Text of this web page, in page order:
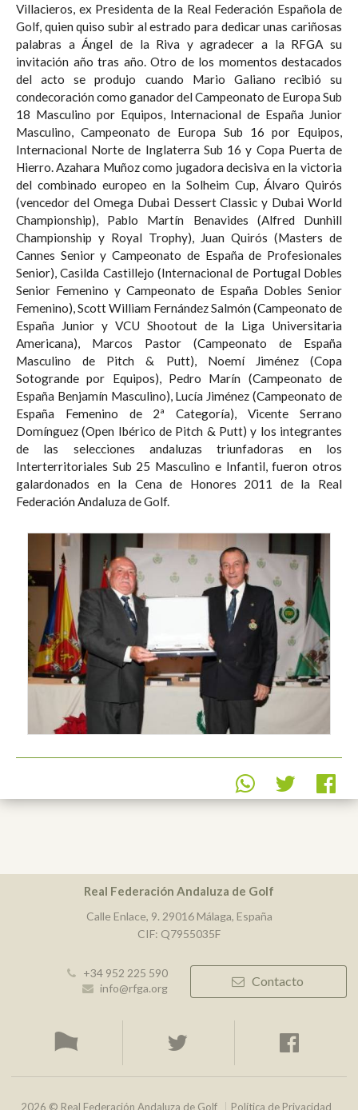
Villacieros, ex Presidenta de la Real Federación Española de
Golf, quien quiso subir al estrado para dedicar unas cariñosas
palabras a Ángel de la Riva y agradecer a la RFGA su
invitación año tras año. Otro de los momentos destacados
del acto se produjo cuando Mario Galiano recibió su
condecoración como ganador del Campeonato de Europa Sub
18 Masculino por Equipos, Internacional de España Junior
Masculino, Campeonato de Europa Sub 16 por Equipos,
Internacional Norte de Inglaterra Sub 16 y Copa Puerta de
Hierro. Azahara Muñoz como jugadora decisiva en la victoria
del combinado europeo en la Solheim Cup, Álvaro Quirós
(vencedor del Omega Dubai Dessert Classic y Dubai World
Championship), Pablo Martín Benavides (Alfred Dunhill
Championship y Royal Trophy), Juan Quirós (Masters de
Cannes Senior y Campeonato de España de Profesionales
Senior), Casilda Castillejo (Internacional de Portugal Dobles
Senior Femenino y Campeonato de España Dobles Senior
Femenino), Scott William Fernández Salmón (Campeonato de
España Junior y VCU Shootout de la Liga Universitaria
Americana), Marcos Pastor (Campeonato de España
Masculino de Pitch & Putt), Noemí Jiménez (Copa
Sotogrande por Equipos), Pedro Marín (Campeonato de
España Benjamín Masculino), Lucía Jiménez (Campeonato de
España Femenino de 2ª Categoría), Vicente Serrano
Domínguez (Open Ibérico de Pitch & Putt) y los integrantes
de las selecciones andaluzas triunfadoras en los
Interterritoriales Sub 25 Masculino e Infantil, fueron otros
galardonados en la Cena de Honores 2011 de la Real
Federación Andaluza de Golf.
Real Federación Andaluza de Golf
Calle Enlace, 9. 29016 Málaga, España
CIF: Q7955035F
+34 952 225 590
info@rfga.org
Contacto
2026 © Real Federación Andaluza de Golf Política de Privacidad